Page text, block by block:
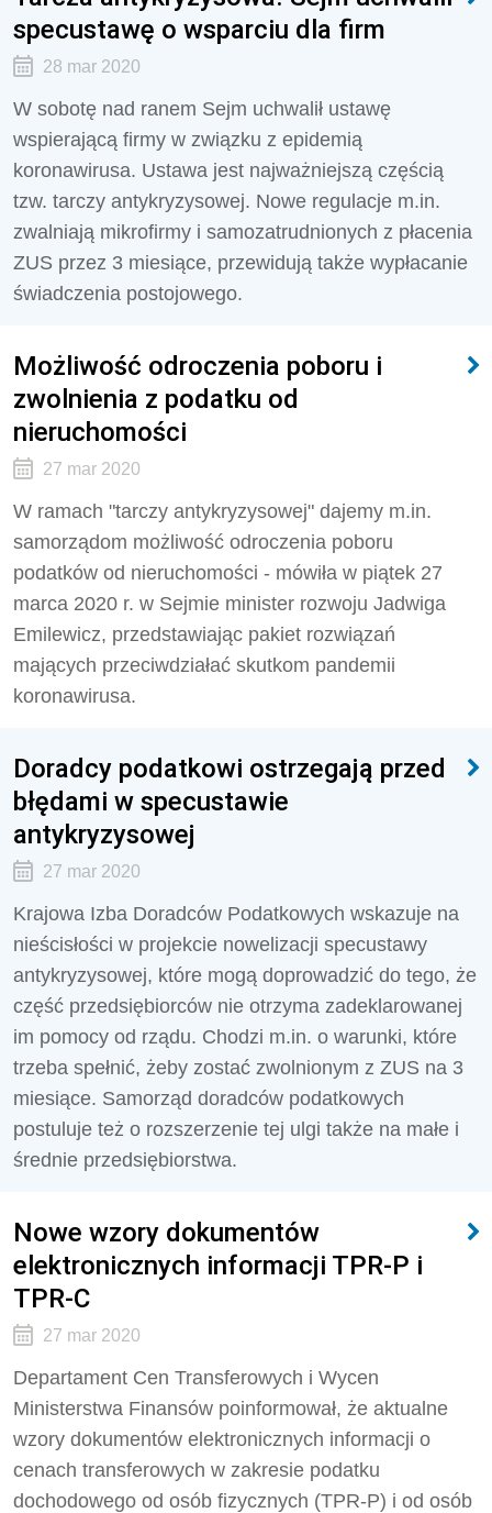
specustawę o wsparciu dla firm
28 mar 2020
W sobotę nad ranem Sejm uchwalił ustawę
wspierającą firmy w związku z epidemią
koronawirusa. Ustawa jest najważniejszą częścią
tzw. tarczy antykryzysowej. Nowe regulacje m.in.
zwalniają mikrofirmy i samozatrudnionych z płacenia
ZUS przez 3 miesiące, przewidują także wypłacanie
świadczenia postojowego.
Możliwość odroczenia poboru i
zwolnienia z podatku od
nieruchomości
27 mar 2020
W ramach "tarczy antykryzysowej" dajemy m.in.
samorządom możliwość odroczenia poboru
podatków od nieruchomości - mówiła w piątek 27
marca 2020 r. w Sejmie minister rozwoju Jadwiga
Emilewicz, przedstawiając pakiet rozwiązań
mających przeciwdziałać skutkom pandemii
koronawirusa.
Doradcy podatkowi ostrzegają przed
błędami w specustawie
antykryzysowej
27 mar 2020
Krajowa Izba Doradców Podatkowych wskazuje na
nieścisłości w projekcie nowelizacji specustawy
antykryzysowej, które mogą doprowadzić do tego, że
część przedsiębiorców nie otrzyma zadeklarowanej
im pomocy od rządu. Chodzi m.in. o warunki, które
trzeba spełnić, żeby zostać zwolnionym z ZUS na 3
miesiące. Samorząd doradców podatkowych
postuluje też o rozszerzenie tej ulgi także na małe i
średnie przedsiębiorstwa.
Nowe wzory dokumentów
elektronicznych informacji TPR-P i
TPR-C
27 mar 2020
Departament Cen Transferowych i Wycen
Ministerstwa Finansów poinformował, że aktualne
wzory dokumentów elektronicznych informacji o
cenach transferowych w zakresie podatku
dochodowego od osób fizycznych (TPR-P) i od osób